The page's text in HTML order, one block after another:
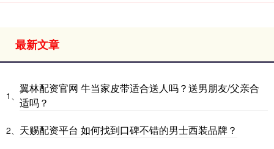
最新文章
1、
翼林配资官网 牛当家皮带适合送人吗？送男朋友/父亲合
适吗？
2、 天赐配资平台 如何找到口碑不错的男士西装品牌？